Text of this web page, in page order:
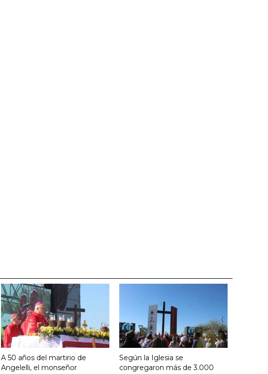
A 50 años del martirio de
Angelelli, el monseñor
Según la Iglesia se
congregaron más de 3.000